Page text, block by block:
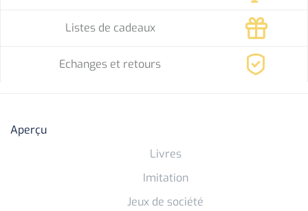
Listes de cadeaux
Echanges et retours
Aperçu
Livres
Imitation
Jeux de société